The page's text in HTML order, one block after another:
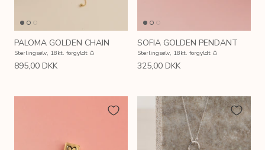
PALOMA GOLDEN CHAIN
Sterlingsølv, 18kt. forgyldt ♺
895,00 DKK
SOFIA GOLDEN PENDANT
Sterlingsølv, 18kt. forgyldt ♺
325,00 DKK